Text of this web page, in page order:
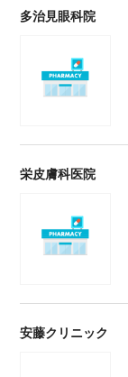
多治見眼科院
栄皮膚科医院
安藤クリニック